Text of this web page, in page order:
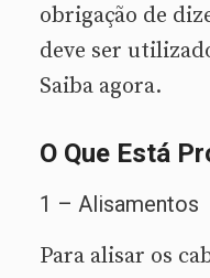
obrigação de
deve ser
Saiba agora.
O Que Está
1 – Alisamentos
Para alisar os